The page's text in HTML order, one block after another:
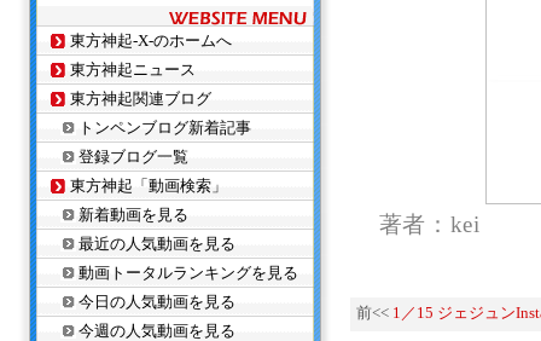
著者：kei
前<< 1／15 ジェジュン
東方神起-X-のホームへ
東方神起ニュース
東方神起関連ブログ
トンペンブログ新着記事
登録ブログ一覧
東方神起「動画検索」
新着動画を見る
最近の人気動画を見る
動画トータルランキングを見る
今日の人気動画を見る
今週の人気動画を見る